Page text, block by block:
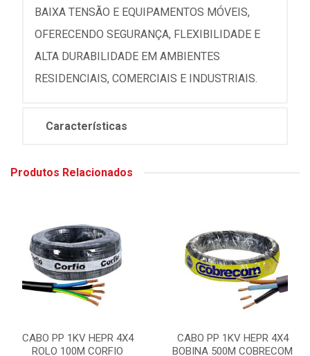
BAIXA TENSÃO E EQUIPAMENTOS MÓVEIS,
OFERECENDO SEGURANÇA, FLEXIBILIDADE E
ALTA DURABILIDADE EM AMBIENTES
RESIDENCIAIS, COMERCIAIS E INDUSTRIAIS.
Características
Produtos Relacionados
CABO PP 1KV HEPR 4X4
ROLO 100M CORFIO
CABO PP 1KV HEPR 4X4
BOBINA 500M COBRECOM